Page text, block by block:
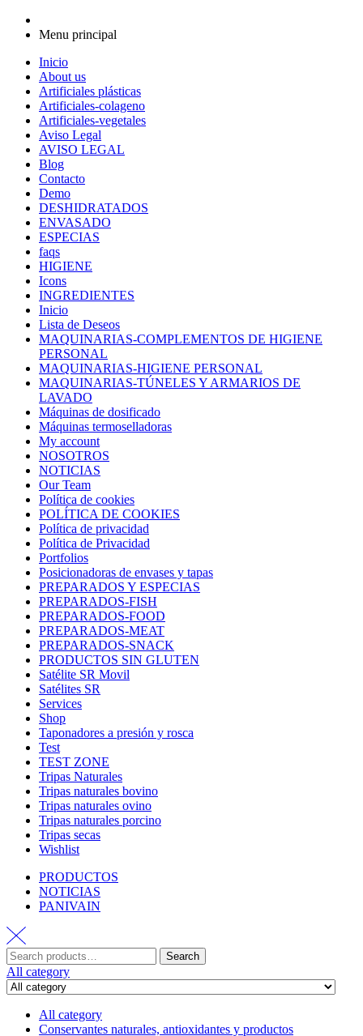
Menu principal
Inicio
About us
Artificiales plásticas
Artificiales-colageno
Artificiales-vegetales
Aviso Legal
AVISO LEGAL
Blog
Contacto
Demo
DESHIDRATADOS
ENVASADO
ESPECIAS
faqs
HIGIENE
Icons
INGREDIENTES
Inicio
Lista de Deseos
MAQUINARIAS-COMPLEMENTOS DE HIGIENE
PERSONAL
MAQUINARIAS-HIGIENE PERSONAL
MAQUINARIAS-TÚNELES Y ARMARIOS DE
LAVADO
Máquinas de dosificado
Máquinas termoselladoras
My account
NOSOTROS
NOTICIAS
Our Team
Política de cookies
POLÍTICA DE COOKIES
Política de privacidad
Política de Privacidad
Portfolios
Posicionadoras de envases y tapas
PREPARADOS Y ESPECIAS
PREPARADOS-FISH
PREPARADOS-FOOD
PREPARADOS-MEAT
PREPARADOS-SNACK
PRODUCTOS SIN GLUTEN
Satélite SR Movil
Satélites SR
Services
Shop
Taponadores a presión y rosca
Test
TEST ZONE
Tripas Naturales
Tripas naturales bovino
Tripas naturales ovino
Tripas naturales porcino
Tripas secas
Wishlist
PRODUCTOS
NOTICIAS
PANIVAIN
Search
All category
All category
Conservantes naturales, antioxidantes y productos